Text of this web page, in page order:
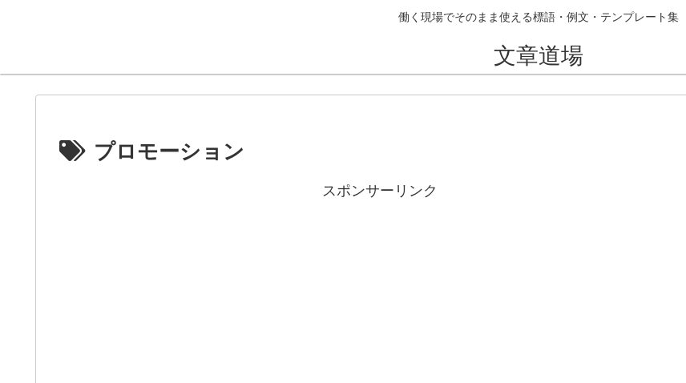
働く現場でそのまま使える標語・例文・テンプレート集
文章道場
プロモーション
スポンサーリンク